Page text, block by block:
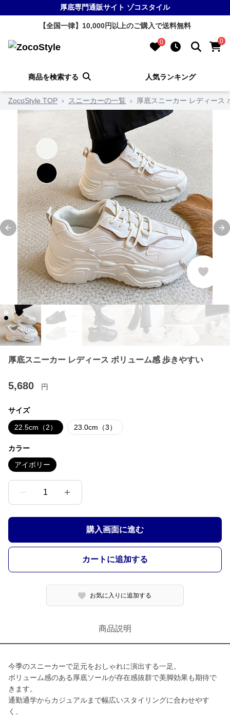
厚底専門通販サイト ゾコスタイル
【全国一律】10,000円以上のご購入で送料無料
0 0
商品を検索する 人気ランキング
ZocoStyle TOP › スニーカーの一覧 › 厚底スニーカー レディース
Previous slide
厚底スニーカー レディース ボリューム感 歩きやすい
5,680 円
サイズ
22.5cm（2） 23.0cm（3）
カラー
アイボリー
1
購入画面に進む
カートに追加する
お気に入りに追加する
商品説明
今季のスニーカーで足元をおしゃれに演出する一足。
ボリューム感のある厚底ソールが存在感抜群で美脚効果も期待で
きます。
通勤通学からカジュアルまで幅広いスタイリングに合わせやす
く、